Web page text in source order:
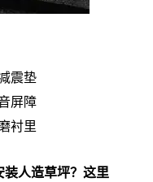
震垫
屏障
衬里
人造草坪？这里